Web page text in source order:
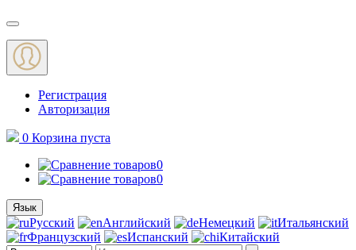
Меню
Регистрация
Авторизация
0 Корзина пуста
0
0
Язык
Русский Английский Немецкий
Итальянский
Французский
Испанский Китайский